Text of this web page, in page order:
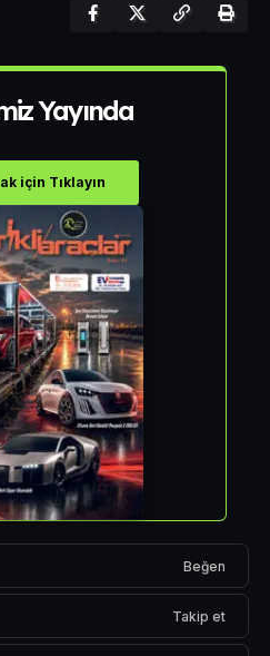
Yayında
için Tıklayın
Beğen
Takip et